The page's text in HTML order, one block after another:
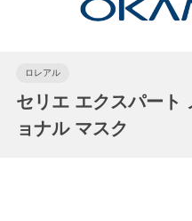
ロレアル
セリエ エクスパート
ョナル マスク